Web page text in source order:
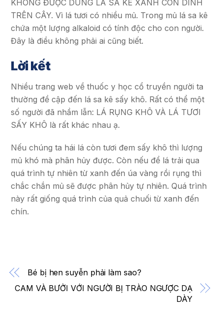
KHÔNG ĐƯỢC DÙNG LÁ SA KÊ XANH CÒN DÍNH
TRÊN CÂY.Vì lá tươi có nhiều mủ. Trong mủ lá sa kê
chứa một lượng alkaloid có tính độc cho con người.
Đây là điều không phải ai cũng biết.
Lời kết
Nhiều trang web về thuốc y học cổ truyền người ta
thường đề cập đến lá sa kê sấy khô. Rất có thể một
số người đã nhầm lẫn: LÁ RỤNG KHÔ VÀ LÁ TƯƠI
SẤY KHÔ là rất khác nhau ạ.
Nếu chúng ta hái lá còn tươi đem sấy khô thì lượng
mủ khó mà phân hủy được. Còn nếu để lá trải qua
quá trình tự nhiên từ xanh đến úa vàng rồi rụng thì
chắc chắn mủ sẽ được phân hủy tự nhiên. Quá trình
này rất giống quá trình của quả chuối từ xanh đến
chín.
Bé bị hen suyễn phải làm sao?
CAM VÀ BƯỞI VỚI NGƯỜI BỊ TRÀO NGƯỢC DẠ
DÀY